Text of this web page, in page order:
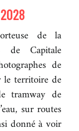
de la
de Capitale
de
le territoire de
tramway de
sur routes
donné à voir